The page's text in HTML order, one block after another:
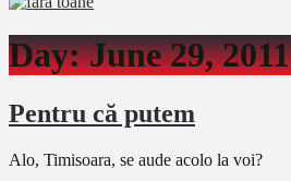
Day:June 29, 2011
Pentru că putem
Alo, Timisoara, se aude acolo la voi?